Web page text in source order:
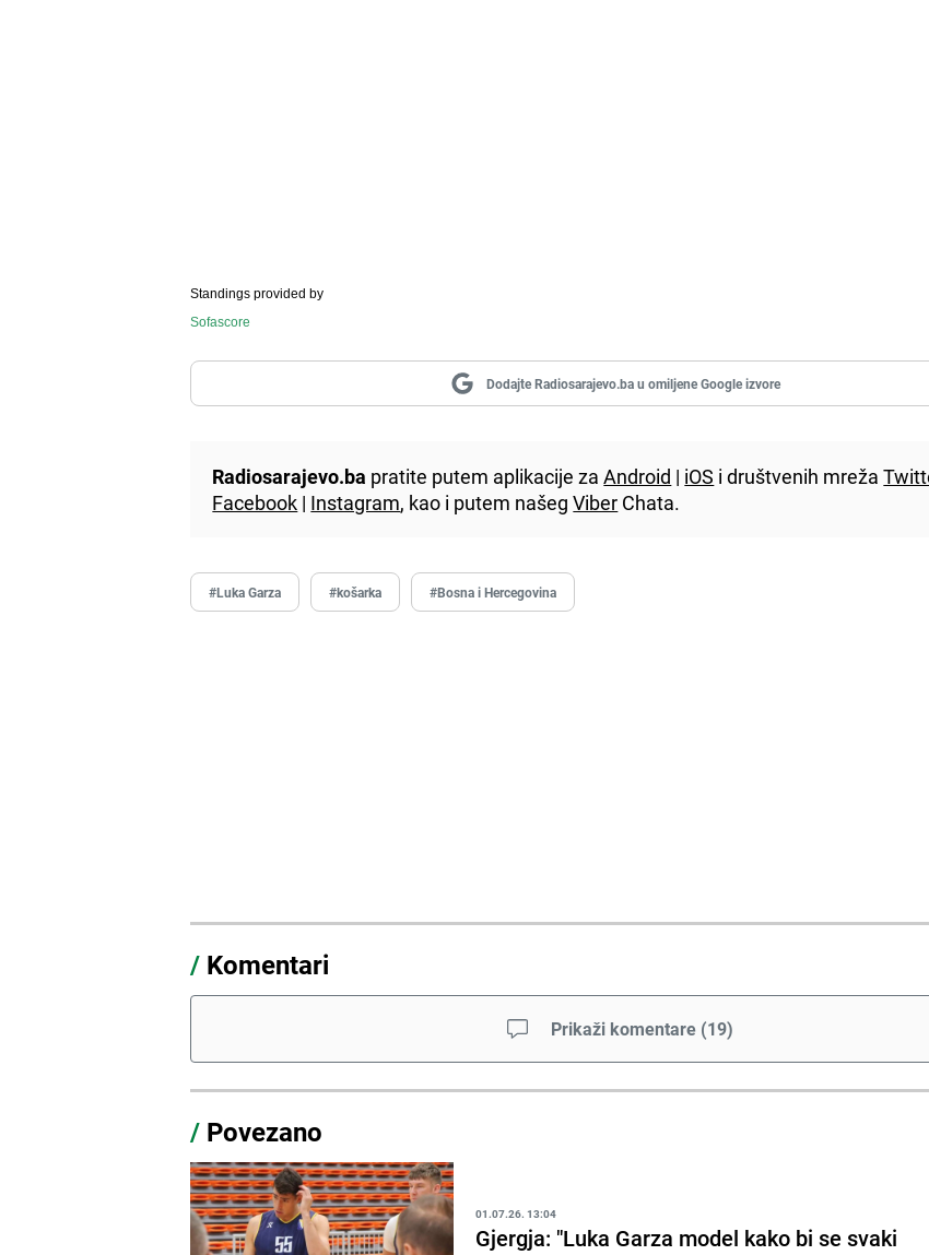
Standings provided by
Sofascore
Dodajte Radiosarajevo.ba u omiljene Google izvore
Radiosarajevo.ba pratite putem aplikacije zaAndroid | iOS i društvenih mreža
Facebook | Instagram, kao i putem našegViber Chata.
#Luka Garza #košarka #Bosna i Hercegovina
/ Komentari
Prikaži komentare (19)
/ Povezano
01.07.26. 13:04
Gjergja: "Luka Garza model kako bi se svaki